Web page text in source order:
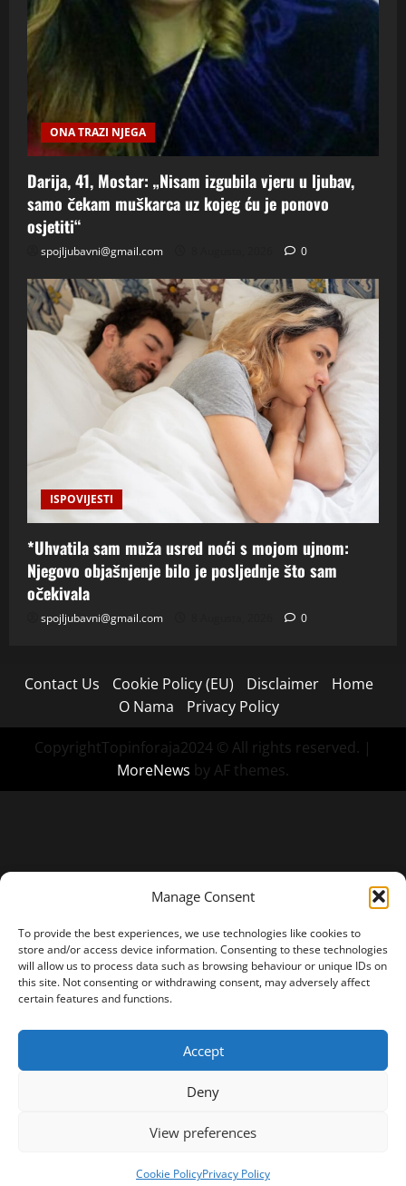
Manage Consent
To provide the best experiences, we use technologies like cookies to
store and/or access device information. Consenting to these technologies
will allow us to process data such as browsing behaviour or unique IDs on
this site. Not consenting or withdrawing consent, may adversely affect
certain features and functions.
Accept
Deny
View preferences
Cookie PolicyPrivacy Policy
ONA TRAZI NJEGA
Darija, 41, Mostar: „Nisam izgubila vjeru u ljubav,
samo čekam muškarca uz kojeg ću je ponovo
osjetiti“
spojljubavni@gmail.com 0
ISPOVIJESTI
*Uhvatila sam muža usred noći s mojom ujnom:
Njegovo objašnjenje bilo je posljednje što sam
očekivala
spojljubavni@gmail.com 0
Contact Us Cookie Policy (EU) Disclaimer
Home
O Nama
Privacy Policy
CopyrightTopinforaja2024 © All rights reserved. |
MoreNews by AF themes.